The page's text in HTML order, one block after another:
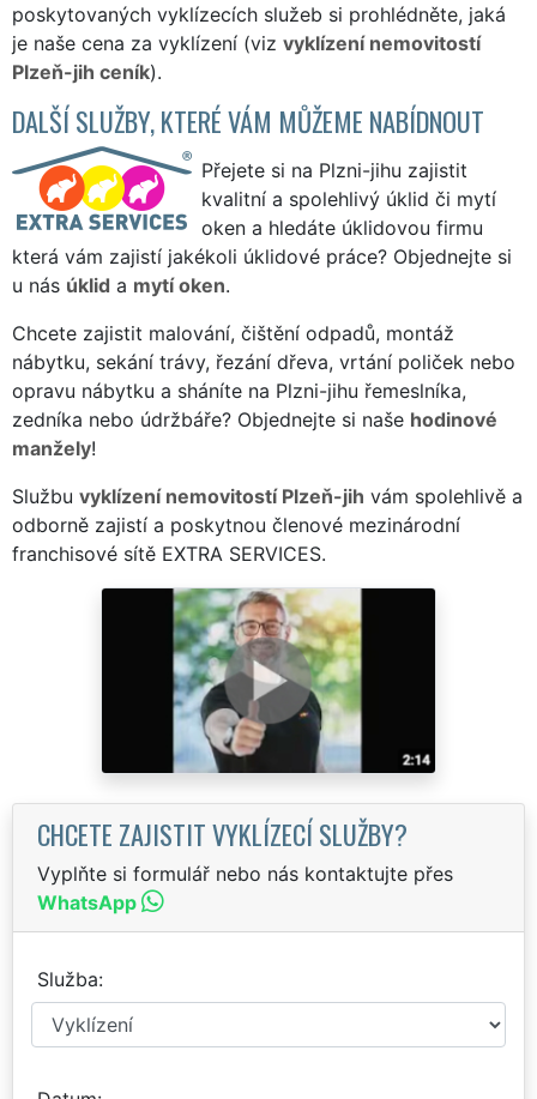
poskytovaných vyklízecích služeb si prohlédněte, jaká
je naše cena za vyklízení (viz vyklízení nemovitostí
Plzeň-jih ceník).
DALŠÍ SLUŽBY, KTERÉ VÁM MŮŽEME NABÍDNOUT
Přejete si na Plzni-jihu zajistit
kvalitní a spolehlivý úklid či mytí
oken a hledáte úklidovou firmu
která vám zajistí jakékoli úklidové práce? Objednejte si
u nás úklid a mytí oken.
Chcete zajistit malování, čištění odpadů, montáž
nábytku, sekání trávy, řezání dřeva, vrtání poliček nebo
opravu nábytku a sháníte na Plzni-jihu řemeslníka,
zedníka nebo údržbáře? Objednejte si naše hodinové
manžely!
Službu vyklízení nemovitostí Plzeň-jih vám spolehlivě a
odborně zajistí a poskytnou členové mezinárodní
franchisové sítě EXTRA SERVICES.
CHCETE ZAJISTIT VYKLÍZECÍ SLUŽBY?
Vyplňte si formulář nebo nás kontaktujte přes
WhatsApp
Služba